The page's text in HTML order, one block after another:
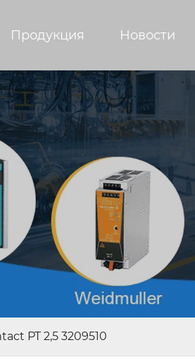
Продукция Новости
PT 2,5 3209510